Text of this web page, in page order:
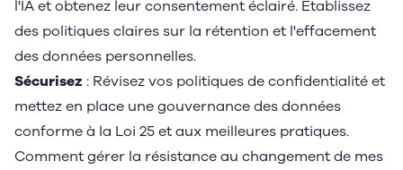
l'IA et obtenez leur consentement éclairé. Établissez
des politiques claires sur la rétention et l'effacement
des données personnelles.
Sécurisez : Révisez vos politiques de confidentialité et
mettez en place une gouvernance des données
conforme à la Loi 25 et aux meilleures pratiques.
Comment gérer la résistance au changement de mes